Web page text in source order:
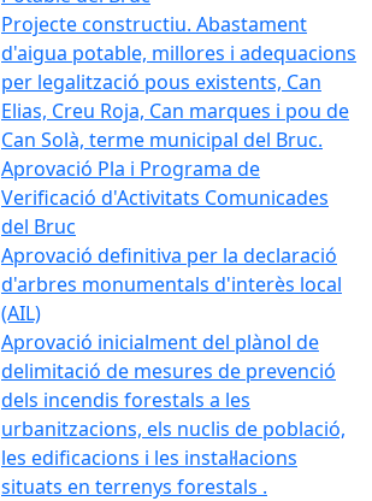
Projecte constructiu. Abastament
d'aigua potable, millores i adequacions
per legalització pous existents, Can
Elias, Creu Roja, Can marques i pou de
Can Solà, terme municipal del Bruc.
Aprovació Pla i Programa de
Verificació d'Activitats Comunicades
del Bruc
Aprovació definitiva per la declaració
d'arbres monumentals d'interès local
(AIL)
Aprovació inicialment del plànol de
delimitació de mesures de prevenció
dels incendis forestals a les
urbanitzacions, els nuclis de població,
les edificacions i les instal·lacions
situats en terrenys forestals .